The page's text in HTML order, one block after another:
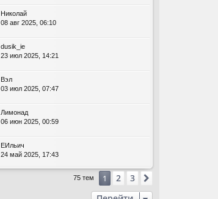
Николай
08 авг 2025, 06:10
dusik_ie
23 июл 2025, 14:21
Вэл
03 июл 2025, 07:47
Лимонад
06 июн 2025, 00:59
ЕИльич
24 май 2025, 17:43
75 тем 1 2 3